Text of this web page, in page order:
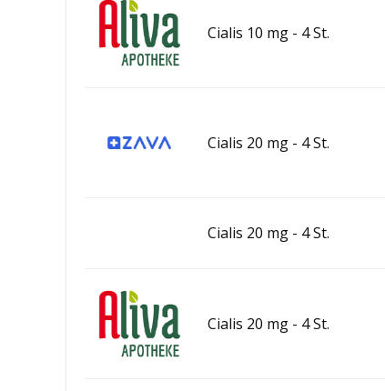
Cialis 10 mg - 4 St.
Cialis 20 mg - 4 St.
Cialis 20 mg - 4 St.
Cialis 20 mg - 4 St.